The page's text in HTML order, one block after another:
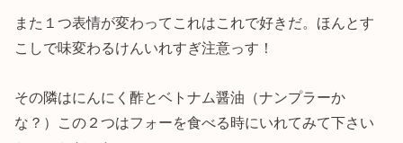
また１つ表情が変わってこれはこれで好きだ。ほんとす
こしで味変わるけんいれすぎ注意っす！
その隣はにんにく酢とベトナム醤油（ナンプラーか
な？）この２つはフォーを食べる時にいれてみて下さい